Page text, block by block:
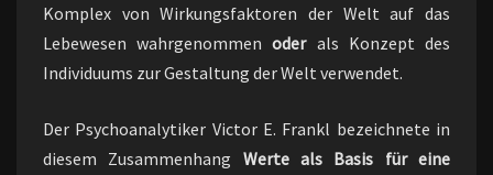
Komplex von Wirkungsfaktoren der Welt auf das
Lebewesen wahrgenommenoderals Konzept des
Individuums zur Gestaltung der Welt verwendet.
Der Psychoanalytiker Victor E. Frankl bezeichnete in
diesem Zusammenhang Werte als Basis für eine